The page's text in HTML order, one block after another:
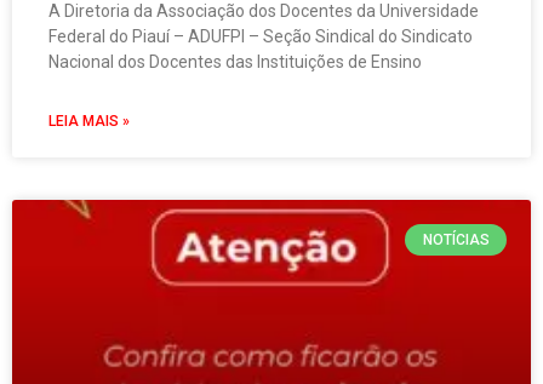
A Diretoria da Associação dos Docentes da Universidade
Federal do Piauí – ADUFPI – Seção Sindical do Sindicato
Nacional dos Docentes das Instituições de Ensino
LEIA MAIS »
NOTÍCIAS